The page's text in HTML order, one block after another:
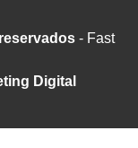
- Fast
Digital